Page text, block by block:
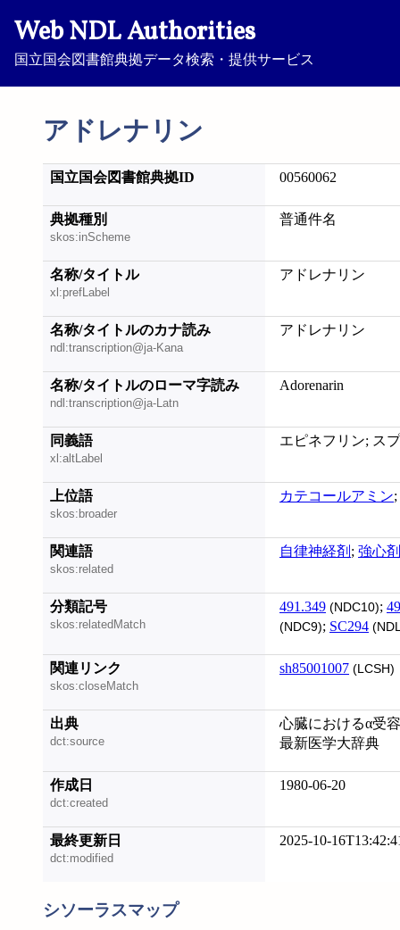
Web NDL Authorities
国立国会図書館典拠データ検索・提供サービス
アドレナリン
国立国会図書館典拠ID 00560062
典拠種別
skos:inScheme
普通件名
名称/タイトル
xl:prefLabel
アドレナリン
名称/タイトルのカナ読み
ndl:transcription@ja-Kana
アドレナリン
名称/タイトルのローマ字読み
ndl:transcription@ja-Latn
Adorenarin
同義語
xl:altLabel
エピネフリン; ス
上位語
skos:broader
カテコールアミン;
関連語
skos:related
自律神経剤 ; 強心剤
分類記号
skos:relatedMatch
491.349 (NDC10);
(NDC9); SC294
関連リンク
skos:closeMatch
sh85001007 (LCSH)
出典
dct:source
心臓におけるα受
最新医学大辞典
作成日
dct:created
1980-06-20
最終更新日
dct:modified
2025-10-
シソーラスマップ